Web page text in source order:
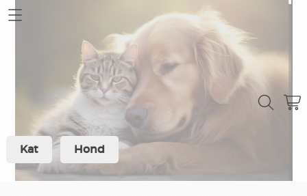
Mijn account
Verzending en retour
Kat Hond